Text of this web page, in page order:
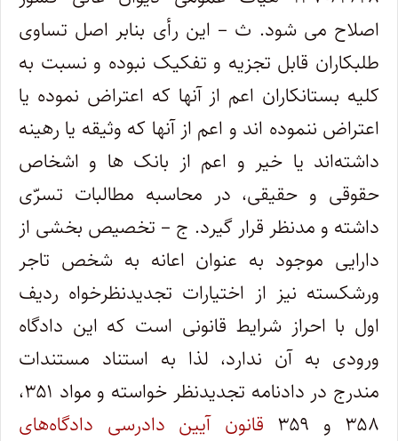
اصلاح می شود. ث – این رأی بنابر اصل تساوی
طلبکاران قابل تجزیه و تفکیک نبوده و نسبت به
کلیه بستانکاران اعم از آنها که اعتراض نموده یا
اعتراض ننموده اند و اعم از آنها که وثیقه یا رهینه
داشته‌اند یا خیر و اعم از بانک ها و اشخاص
حقوقی و حقیقی، در محاسبه مطالبات تسرّی
داشته و مدنظر قرار گیرد. ج – تخصیص بخشی از
دارایی موجود به عنوان اعانه به شخص تاجر
ورشکسته نیز از اختیارات تجدیدنظرخواه ردیف
اول با احراز شرایط قانونی است که این دادگاه
ورودی به آن ندارد، لذا به استناد مستندات
مندرج در دادنامه تجدیدنظر خواسته و مواد ۳۵۱،
۳۵۸ و ۳۵۹
قانون آیین دادرسی دادگاه‌های